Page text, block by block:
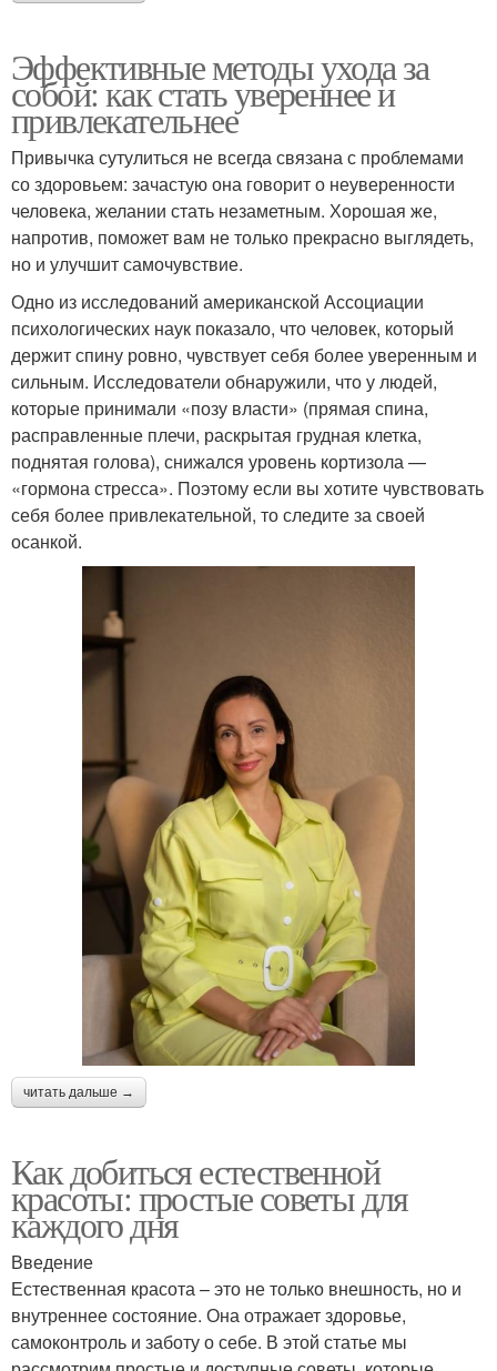
Эффективные методы ухода за
собой: как стать увереннее и
привлекательнее
Привычка сутулиться не всегда связана с проблемами
со здоровьем: зачастую она говорит о неуверенности
человека, желании стать незаметным. Хорошая же,
напротив, поможет вам не только прекрасно выглядеть,
но и улучшит самочувствие.
Одно из исследований американской Ассоциации
психологических наук показало, что человек, который
держит спину ровно, чувствует себя более уверенным и
сильным. Исследователи обнаружили, что у людей,
которые принимали «позу власти» (прямая спина,
расправленные плечи, раскрытая грудная клетка,
поднятая голова), снижался уровень кортизола —
«гормона стресса». Поэтому если вы хотите чувствовать
себя более привлекательной, то следите за своей
осанкой.
читать дальше →
Как добиться естественной
красоты: простые советы для
каждого дня
Введение
Естественная красота – это не только внешность, но и
внутреннее состояние. Она отражает здоровье,
самоконтроль и заботу о себе. В этой статье мы